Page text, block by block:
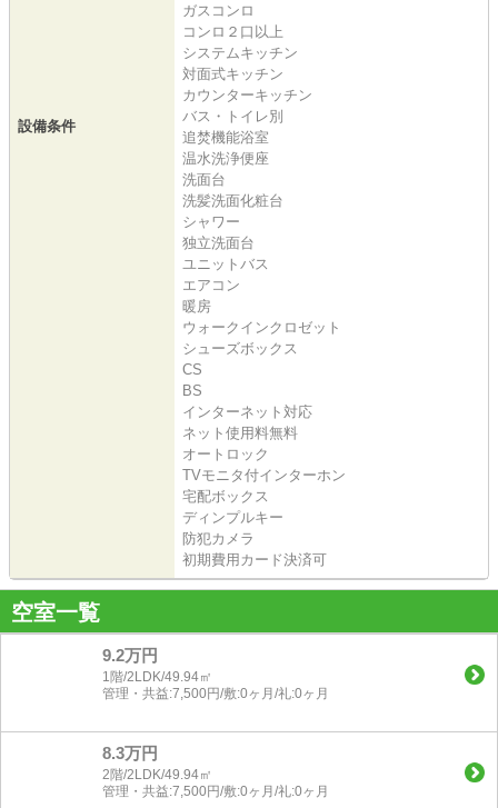
設備条件
ガスコンロ
コンロ２口以上
システムキッチン
対面式キッチン
カウンターキッチン
バス・トイレ別
追焚機能浴室
温水洗浄便座
洗面台
洗髪洗面化粧台
シャワー
独立洗面台
ユニットバス
エアコン
暖房
ウォークインクロゼット
シューズボックス
CS
BS
インターネット対応
ネット使用料無料
オートロック
TVモニタ付インターホン
宅配ボックス
ディンプルキー
防犯カメラ
初期費用カード決済可
空室一覧
9.2万円
1階/2LDK/49.94㎡
管理・共益:7,500円/敷:0ヶ月/礼:0ヶ月
8.3万円
2階/2LDK/49.94㎡
管理・共益:7,500円/敷:0ヶ月/礼:0ヶ月